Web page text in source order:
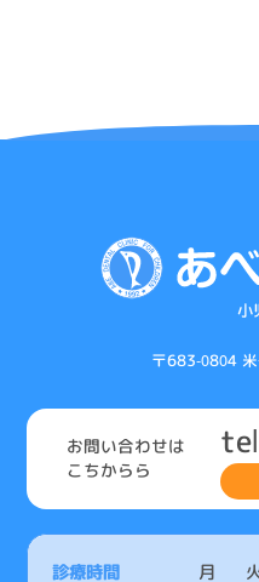
〒683-0804
お問い合わせは
こちからら
診療時間 月